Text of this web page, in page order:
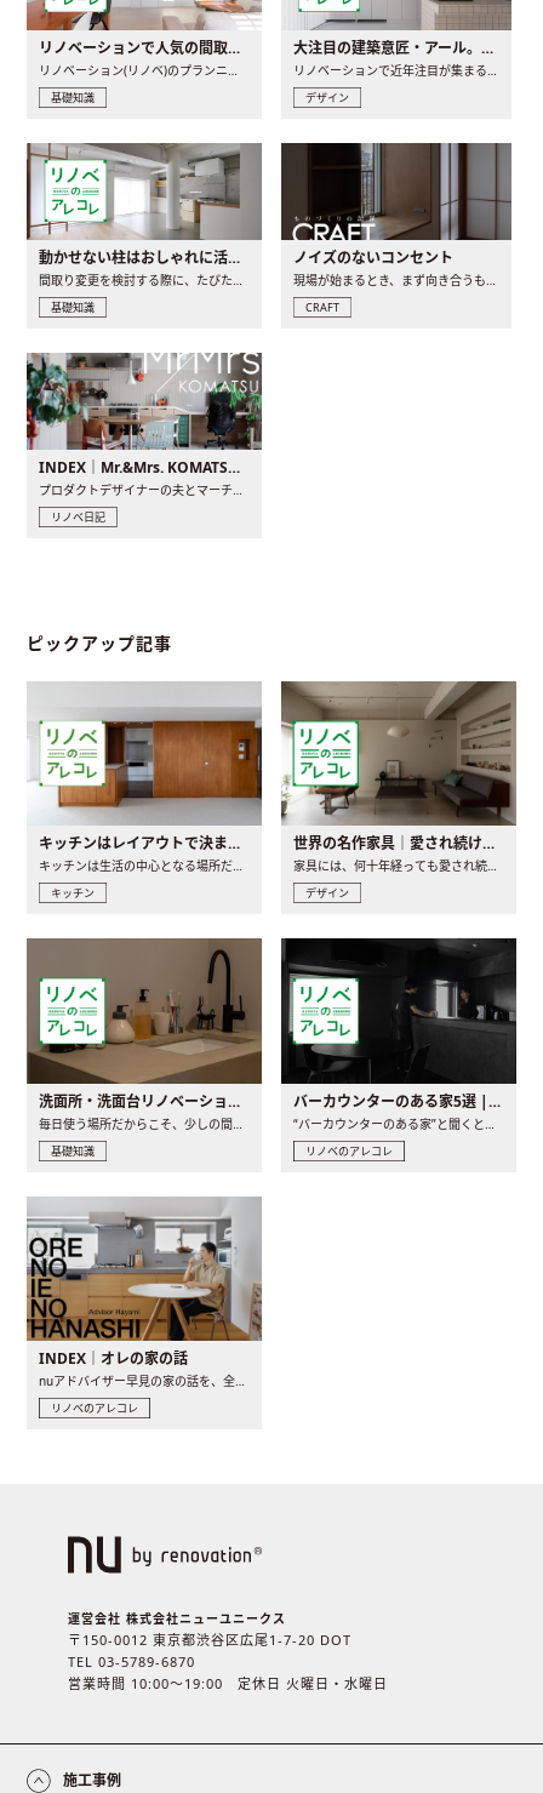
リノベーションで人気の間取りとは？トレンドの間取りと実例を徹底解説
基礎知識
大注目の建築意匠・アール。人気の理由と空間に取り入れるポイント
デザイン
動かせない柱はおしゃれに活用！柱を魅せるリノベーション(リノベ)4選
基礎知識
ノイズのないコンセント
CRAFT
INDEX｜Mr.&Mrs. KOMATSU renovation diary
リノベ日記
ピックアップ記事
キッチンはレイアウトで決まる。後悔しないための考え方と選び方
キッチンは生活の中心となる場所だからこそ、家の中のどこに置..
キッチン
世界の名作家具｜愛され続ける理由と一生モノとの出会い方
家具には、何十年経っても愛され続ける「名作」と呼ばれるもの..
デザイン
洗面所・洗面台リノベーションの事例と間取りアイデア
基礎知識
バーカウンターのある家5選 | 日常に馴染む“距離の近い”キッチンとは
リノベのアレコレ
INDEX｜オレの家の話
nuアドバイザー早見の家の話を、全4話でお届け。リノベーションを..
リノベのアレコレ
運営会社 株式会社ニューユニークス
〒150-0012 東京都渋谷区広尾1-7-20 DOT
TEL 03-5789-6870
営業時間 10:00〜19:00 定休日 火曜日・水曜日
施工事例